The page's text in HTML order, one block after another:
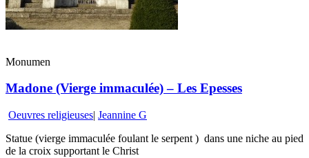
Monumen
Madone (Vierge immaculée) – Les Epesses
Oeuvres religieuses| Jeannine G
Statue (vierge immaculée foulant le serpent ) dans une niche au pied
de la croix supportant le Christ